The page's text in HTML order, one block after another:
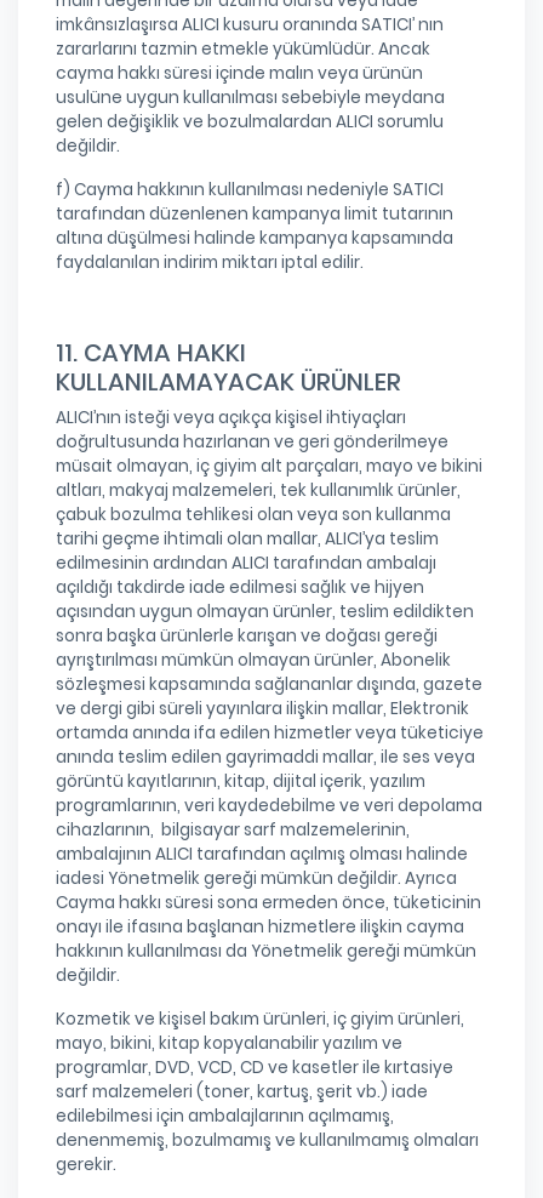
imkânsızlaşırsa ALICI kusuru oranında SATICI’ nın
zararlarını tazmin etmekle yükümlüdür. Ancak
cayma hakkı süresi içinde malın veya ürünün
usulüne uygun kullanılması sebebiyle meydana
gelen değişiklik ve bozulmalardan ALICI sorumlu
değildir.
f) Cayma hakkının kullanılması nedeniyle SATICI
tarafından düzenlenen kampanya limit tutarının
altına düşülmesi halinde kampanya kapsamında
faydalanılan indirim miktarı iptal edilir.
11. CAYMA HAKKI
KULLANILAMAYACAK ÜRÜNLER
ALICI’nın isteği veya açıkça kişisel ihtiyaçları
doğrultusunda hazırlanan ve geri gönderilmeye
müsait olmayan, iç giyim alt parçaları, mayo ve bikini
altları, makyaj malzemeleri, tek kullanımlık ürünler,
çabuk bozulma tehlikesi olan veya son kullanma
tarihi geçme ihtimali olan mallar, ALICI’ya teslim
edilmesinin ardından ALICI tarafından ambalajı
açıldığı takdirde iade edilmesi sağlık ve hijyen
açısından uygun olmayan ürünler, teslim edildikten
sonra başka ürünlerle karışan ve doğası gereği
ayrıştırılması mümkün olmayan ürünler, Abonelik
sözleşmesi kapsamında sağlananlar dışında, gazete
ve dergi gibi süreli yayınlara ilişkin mallar, Elektronik
ortamda anında ifa edilen hizmetler veya tüketiciye
anında teslim edilen gayrimaddi mallar, ile ses veya
görüntü kayıtlarının, kitap, dijital içerik, yazılım
programlarının, veri kaydedebilme ve veri depolama
cihazlarının, bilgisayar sarf malzemelerinin,
ambalajının ALICI tarafından açılmış olması halinde
iadesi Yönetmelik gereği mümkün değildir. Ayrıca
Cayma hakkı süresi sona ermeden önce, tüketicinin
onayı ile ifasına başlanan hizmetlere ilişkin cayma
hakkının kullanılması da Yönetmelik gereği mümkün
değildir.
Kozmetik ve kişisel bakım ürünleri, iç giyim ürünleri,
mayo, bikini, kitap kopyalanabilir yazılım ve
programlar, DVD, VCD, CD ve kasetler ile kırtasiye
sarf malzemeleri (toner, kartuş, şerit vb.) iade
edilebilmesi için ambalajlarının açılmamış,
denenmemiş, bozulmamış ve kullanılmamış olmaları
gerekir.